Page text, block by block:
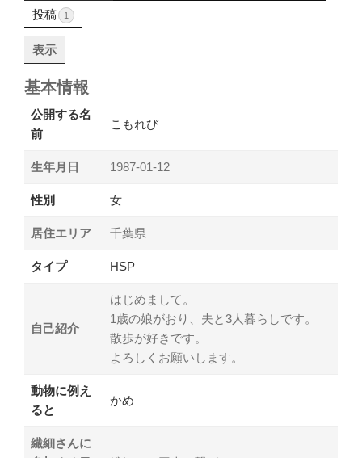
投稿 1
表示
基本情報
公開する名
前
こもれび
生年月日 1987-01-12
性別 女
居住エリア 千葉県
タイプ HSP
自己紹介
はじめまして。
1歳の娘がおり、夫と3人暮らしです。
散歩が好きです。
よろしくお願いします。
動物に例え
ると
かめ
繊細さんに